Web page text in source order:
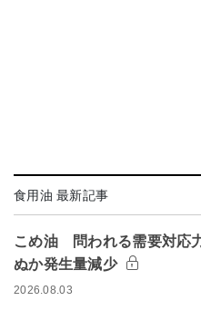
食用油 最新記事
こめ油 問われる需要対応
ぬか発生量減少
2026.08.03